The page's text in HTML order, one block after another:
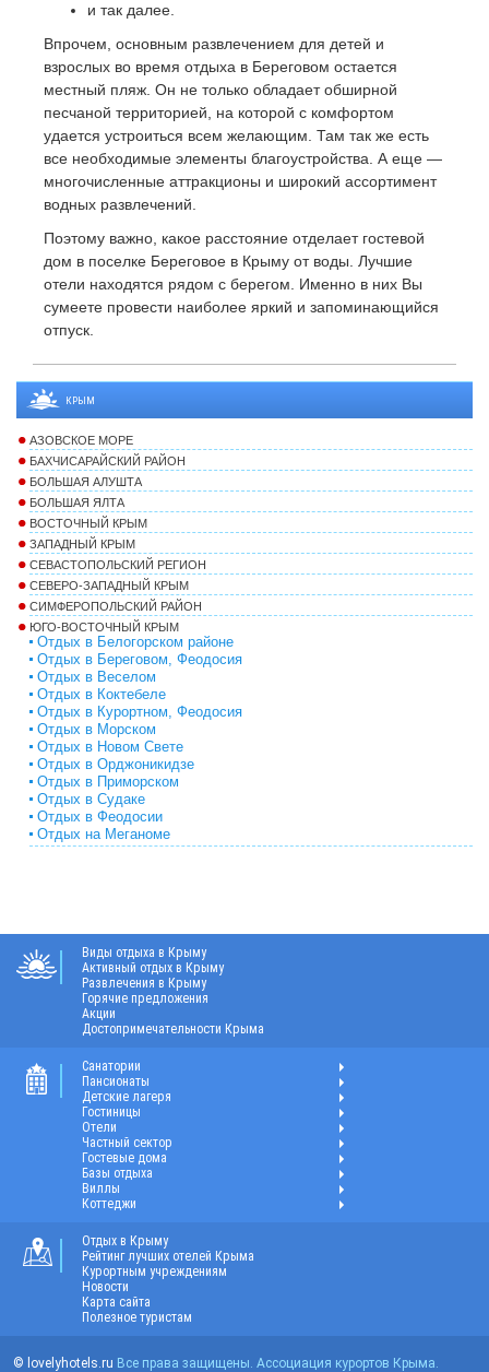
и так далее.
Впрочем, основным развлечением для детей и
взрослых во время отдыха в Береговом остается
местный пляж. Он не только обладает обширной
песчаной территорией, на которой с комфортом
удается устроиться всем желающим. Там так же есть
все необходимые элементы благоустройства. А еще —
многочисленные аттракционы и широкий ассортимент
водных развлечений.
Поэтому важно, какое расстояние отделает гостевой
дом в поселке Береговое в Крыму от воды. Лучшие
отели находятся рядом с берегом. Именно в них Вы
сумеете провести наиболее яркий и запоминающийся
отпуск.
КРЫМ
АЗОВСКОЕ МОРЕ
БАХЧИСАРАЙСКИЙ РАЙОН
БОЛЬШАЯ АЛУШТА
БОЛЬШАЯ ЯЛТА
ВОСТОЧНЫЙ КРЫМ
ЗАПАДНЫЙ КРЫМ
СЕВАСТОПОЛЬСКИЙ РЕГИОН
СЕВЕРО-ЗАПАДНЫЙ КРЫМ
СИМФЕРОПОЛЬСКИЙ РАЙОН
ЮГО-ВОСТОЧНЫЙ КРЫМ
Отдых в Белогорском районе
Отдых в Береговом, Феодосия
Отдых в Веселом
Отдых в Коктебеле
Отдых в Курортном, Феодосия
Отдых в Морском
Отдых в Новом Свете
Отдых в Орджоникидзе
Отдых в Приморском
Отдых в Судаке
Отдых в Феодосии
Отдых на Меганоме
Виды отдыха в Крыму
Активный отдых в Крыму
Развлечения в Крыму
Горячие предложения
Акции
Достопримечательности Крыма
Санатории
Пансионаты
Детские лагеря
Гостиницы
Отели
Частный сектор
Гостевые дома
Базы отдыха
Виллы
Коттеджи
Отдых в Крыму
Рейтинг лучших отелей Крыма
Курортным учреждениям
Новости
Карта сайта
Полезное туристам
© lovelyhotels.ru Все права защищены. Ассоциация курортов Крыма.